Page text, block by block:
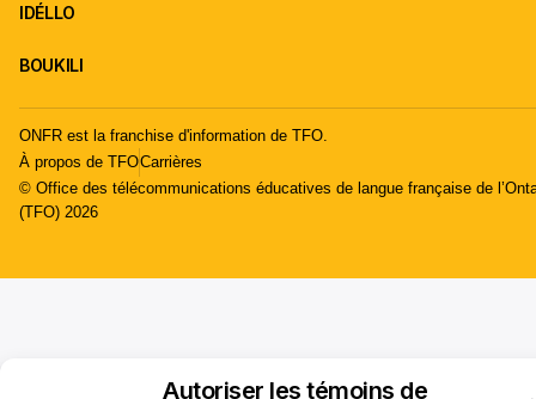
Autoriser les témoins de
IDÉLLO
BOUKILI
ONFR est la franchise d'information de TFO.
À propos de TFOCarrières
© Office des télécommunications éducatives de langue française de
(TFO) 2026